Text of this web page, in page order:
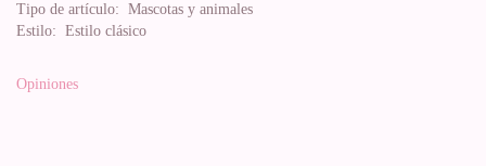
Tipo de artículo: Mascotas y animales
Estilo: Estilo clásico
Opiniones